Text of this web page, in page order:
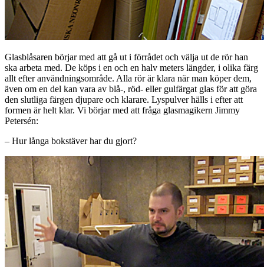
Glasblåsaren börjar med att gå ut i förrådet och välja ut de rör han
ska arbeta med. De köps i en och en halv meters längder, i olika färg
allt efter användningsområde. Alla rör är klara när man köper dem,
även om en del kan vara av blå-, röd- eller gulfärgat glas för att göra
den slutliga färgen djupare och klarare. Lyspulver hälls i efter att
formen är helt klar. Vi börjar med att fråga glasmagikern Jimmy
Petersén:
– Hur långa bokstäver har du gjort?